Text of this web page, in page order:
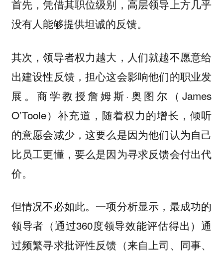
首先，凭借其职位级别，高层领导上方几乎
没有人能够提供坦诚的反馈。
其次，领导者权力越大，人们就越不愿意给
出建设性反馈，担心这会影响他们的职业发
展。商学教授詹姆斯·奥图尔（James
O’Toole）补充道，随着权力的增长，倾听
的意愿会减少，这要么是因为他们认为自己
比员工更懂，要么是因为寻求反馈会付出代
价。
但情况不必如此。一项分析显示，最成功的
领导者（通过360度领导效能评估得出）通
过频繁寻求批评性反馈（来自上司、同事、